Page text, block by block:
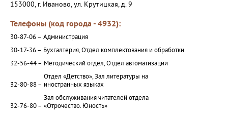
153000, г. Иваново, ул. Крутицкая, д. 9
Телефоны (код города - 4932):
30-87-06 – Администрация
30-17-36 – Бухгалтерия, Отдел комплектования и обработки
32-56-44 – Методический отдел, Отдел автоматизации
32-80-88 –
Отдел «Детство», Зал литературы на
иностранных языках
32-76-80 –
Зал обслуживания читателей отдела
«Отрочество. Юность»